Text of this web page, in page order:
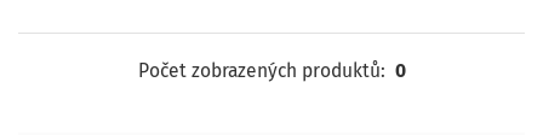
Počet zobrazených produktů: 0